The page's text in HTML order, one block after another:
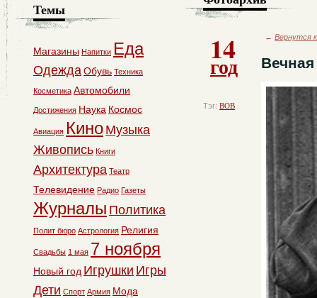
14
год
Тэг: ВОВ
← Вернутся
Темы
Магазины Напитки Еда
ОдеждаОбувь Техника
Косметика Автомобили
Достижения Наука Космос
Авиация Кино Музыка
Живопись Книги
Архитектура Театр
Телевидение Радио Газеты
Журналы Политика
Полит бюро Астрология Религия
Свадьбы 1 мая 7 ноября
Новый год Игрушки Игры
Дети Спорт Армия Мода